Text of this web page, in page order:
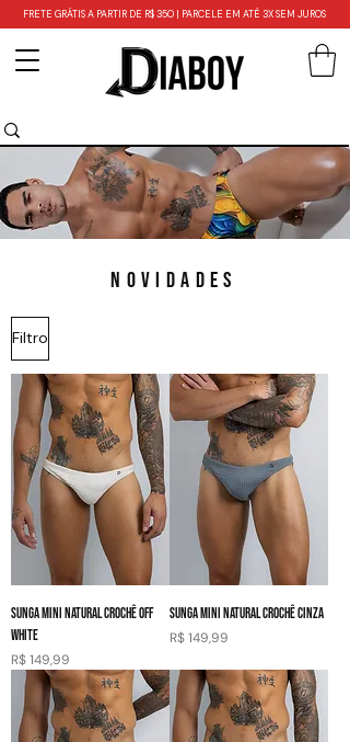
FRETE GRÁTIS A PARTIR DE R$ 350 | PARCELE EM ATÉ 3X SEM JUROS
NOVIDADES
Filtro
SUNGA MINI NATURAL CROCHÊ OFF
WHITE
Preço
R$ 149,99
SUNGA MINI NATURAL CROCHÊ CINZA
Preço
R$ 149,99